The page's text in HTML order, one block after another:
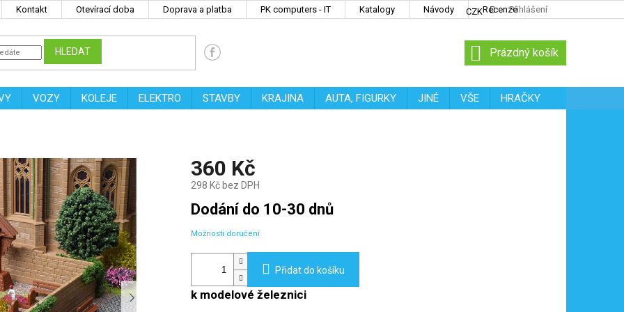
Kontakt Otevírací doba Doprava a platba PK computers - IT Katalogy Návody Recenze
CZK Přihlášení
HLEDAT
NÁKUPNÍ
KOŠÍK
Prázdný košík
VOZY KOLEJE ELEKTRO STAVBY KRAJINA AUTA, FIGURKY JINÉ VŠE
HRAČKY
360 Kč
298 Kč bez DPH
Měrná
cena:
Dodání do 10-30 dnů
Možnosti doručení
Přidat do košíku
k modelové železnici